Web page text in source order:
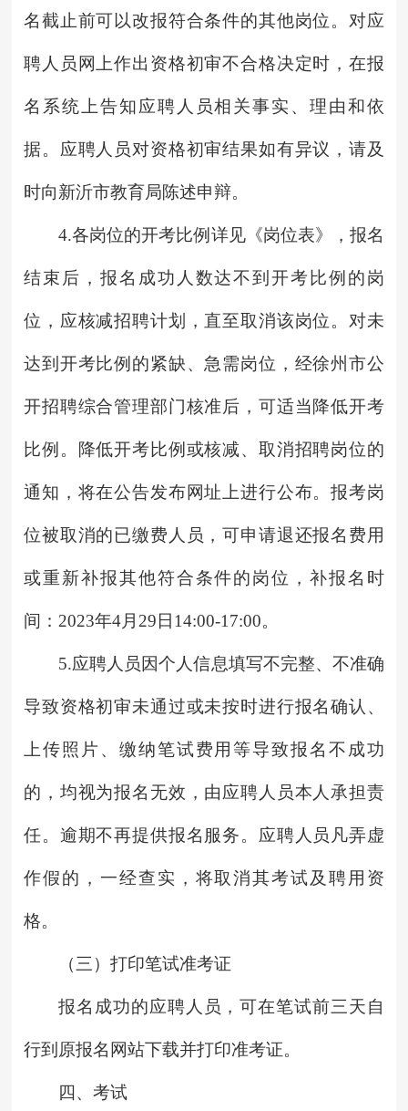
名截止前可以改报符合条件的其他岗位。对应
聘人员网上作出资格初审不合格决定时，在报
名系统上告知应聘人员相关事实、理由和依
据。应聘人员对资格初审结果如有异议，请及
时向新沂市教育局陈述申辩。
4.各岗位的开考比例详见《岗位表》，报名
结束后，报名成功人数达不到开考比例的岗
位，应核减招聘计划，直至取消该岗位。对未
达到开考比例的紧缺、急需岗位，经徐州市公
开招聘综合管理部门核准后，可适当降低开考
比例。降低开考比例或核减、取消招聘岗位的
通知，将在公告发布网址上进行公布。报考岗
位被取消的已缴费人员，可申请退还报名费用
或重新补报其他符合条件的岗位，补报名时
间：2023年4月29日14:00-17:00。
5.应聘人员因个人信息填写不完整、不准确
导致资格初审未通过或未按时进行报名确认、
上传照片、缴纳笔试费用等导致报名不成功
的，均视为报名无效，由应聘人员本人承担责
任。逾期不再提供报名服务。应聘人员凡弄虚
作假的，一经查实，将取消其考试及聘用资
格。
（三）打印笔试准考证
报名成功的应聘人员，可在笔试前三天自
行到原报名网站下载并打印准考证。
四、考试